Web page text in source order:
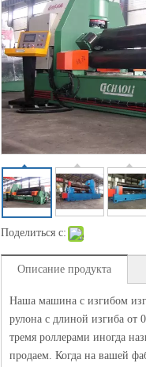
Поделиться с:
Описание продукта
Наша машина с изгибом
рулона с длиной изгиба
тремя роллерами иногда
продаем. Когда на вашей